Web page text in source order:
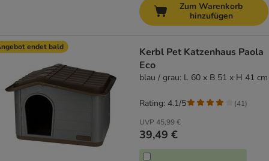
Zum Warenkorb
hinzufügen
endet bald
Kerbl Pet Katzenhaus Paola
Eco
blau / grau: L 60 x B 51 x H 41 cm
UVP 45,99 €
39,49 €
Rating: 4.1/5 (41)